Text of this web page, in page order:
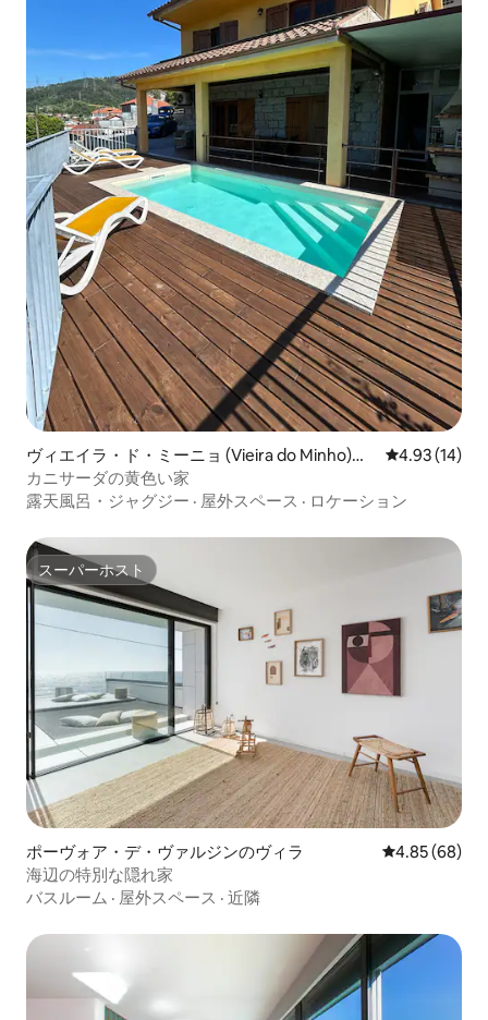
ヴィエイラ・ド・ミーニョ (Vieira do Minho)の
ヴィラ
レビュー14
4.93 (14)
カニサーダの黄色い家
露天風呂・ジャグジー · 屋外スペース · ロケーション
スーパーホスト
スーパーホスト
ポーヴォア・デ・ヴァルジンのヴィラ レビュー68
4.85 (68)
海辺の特別な隠れ家
バスルーム · 屋外スペース · 近隣